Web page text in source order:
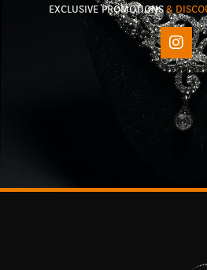
EXCLUSIVE PROMOTIONS &